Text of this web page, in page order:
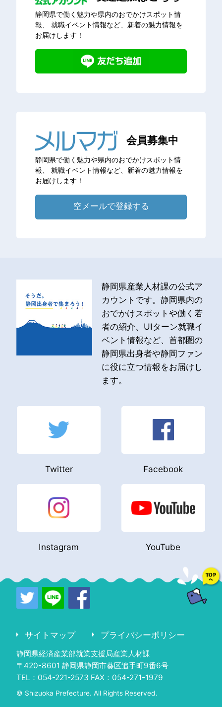
静岡県で働く魅力や県内のおでかけスポット情
報、
就職イベント情報など、新着の魅力情報を
お届けします！
会員募集中
静岡県で働く魅力や県内のおでかけスポット情
報、
就職イベント情報など、新着の魅力情報を
お届けします！
空メールで登録する
静岡県産業人材課の公式ア
カウントです。静岡県内の
おでかけスポットや働く若
者の紹介、UIターン就職イ
ベント情報など、首都圏の
静岡県出身者や静岡ファン
に役に立つ情報をお届けし
ます。
Twitter Facebook
Instagram YouTube
サイトマップ プライバシーポリシー
静岡県経済産業部就業支援局産業人材課
〒420-8601 静岡県静岡市葵区追手町9番6号
TEL：054-221-2573 FAX：054-271-1979
© Shizuoka Prefecture. All Rights Reserved.